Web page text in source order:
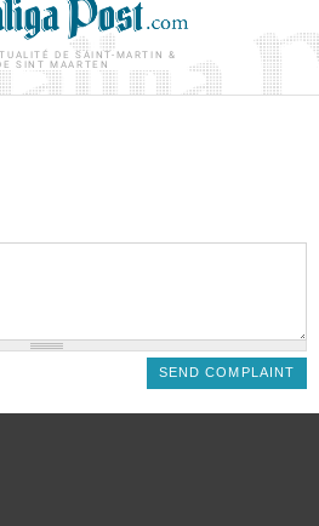
DE SAINT-MARTIN &
SINT MAARTEN